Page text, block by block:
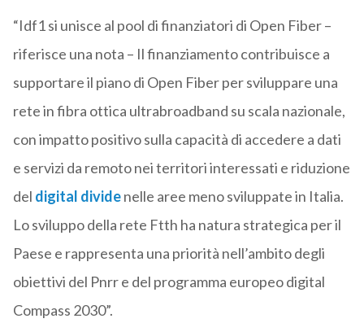
“Idf1 si unisce al pool di finanziatori di Open Fiber –
riferisce una nota – Il finanziamento contribuisce a
supportare il piano di Open Fiber per sviluppare una
rete in fibra ottica ultrabroadband su scala nazionale,
con impatto positivo sulla capacità di accedere a dati
e servizi da remoto nei territori interessati e riduzione
del digital dividenelle aree meno sviluppate in Italia.
Lo sviluppo della rete Ftth ha natura strategica per il
Paese e rappresenta una priorità nell’ambito degli
obiettivi del Pnrr e del programma europeo digital
Compass 2030”.